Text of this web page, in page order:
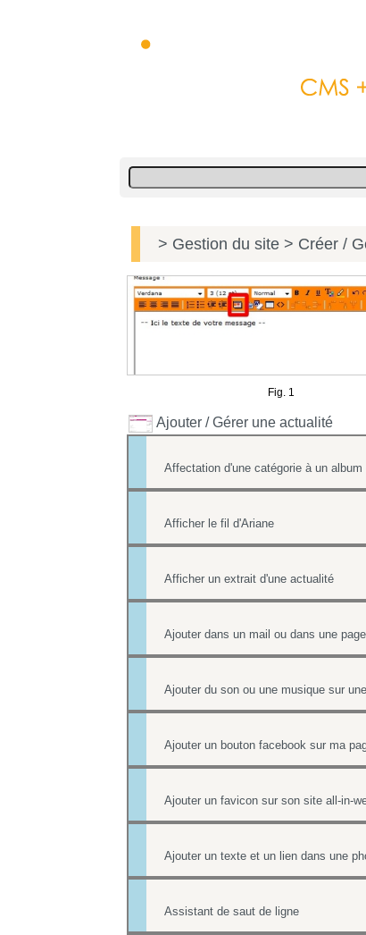
> Gestion du site > Créer /
Fig. 1
Ajouter / Gérer une actualité
Afficher le fil d'Ariane
Afficher un extrait d'une actualité
Ajouter un bouton facebook sur ma
Ajouter un favicon sur son site all-in-
Assistant de saut de ligne